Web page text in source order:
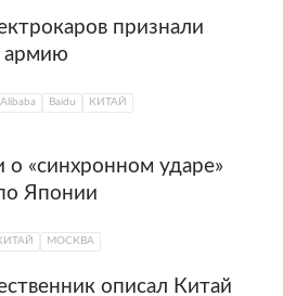
признали
Alibaba Baidu
КИТАЙ
о «синхронном ударе»
Японии
МОСКВА
описал Китай